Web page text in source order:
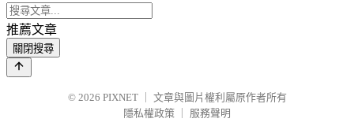
推薦文章
關閉搜尋
© 2026 PIXNET
文章與圖片權利屬原作者所有
隱私權政策
服務聲明